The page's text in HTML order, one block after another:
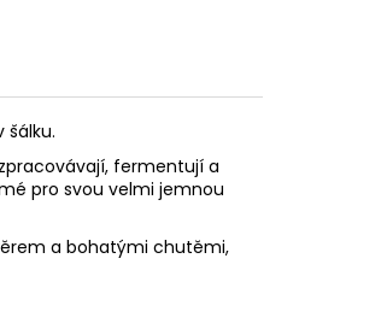
šálku.
fermentují a
pro svou velmi jemnou
a bohatými chutěmi,